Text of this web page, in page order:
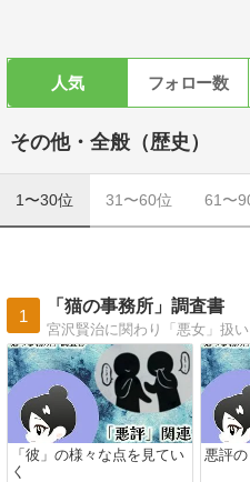
人気 フォロー数
その他・全般（歴史）
1〜30位 31〜60位 61〜
1
「猫の事務所」調査書
「彼」の様々な点を見てい
く
悪評の